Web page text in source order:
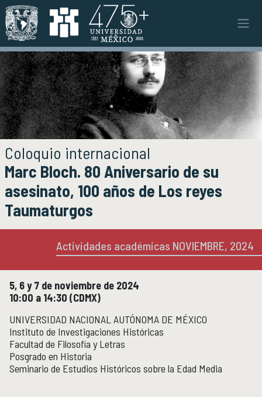
Pasar al contenido principal
Instituto
INSTITUTO
Objetivos y funciones
Misión y visión
Ejes estratégicos
Directorio y planta académica
Documentos institucionales
Órganos colegiados
Normatividad y gestiones
Investigación
INVESTIGACIÓN
Áreas de investigación e investigadores
Proyectos de investigación
Micrositios
Investigación posdoctoral
Actividades académicas
ACTIVIDADES ACADÉMICAS
Actividades académicas por año
Formación
FORMACIÓN
Coloquio internacional
Marc Bloch. 80 Aniversario de su
asesinato, 100 años de Los reyes
Taumaturgos
Actividades académicas NOVIEMBRE, 2024
5, 6 y 7 de noviembre de 2024
10:00 a 14:30 (CDMX)
UNIVERSIDAD NACIONAL AUTÓNOMA DE MÉXICO
Instituto de Investigaciones Históricas
Facultad de Filosofía y Letras
Posgrado en Historia
Seminario de Estudios Históricos sobre la Edad Media